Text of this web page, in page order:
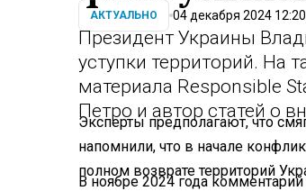
АКТУАЛЬНО 04 декабря 2024 12:20
Президент Украины
уступки территорий. На
материала Responsible
Петро и автор статей о
Эксперты предполагают, что
напомнили, что в начале
полном возврате территорий
В ноябре 2024 года